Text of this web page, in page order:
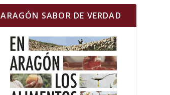
ARAGÓN SABOR DE VERDAD